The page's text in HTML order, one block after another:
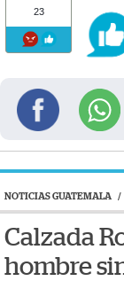
23
NOTICIAS GUATEMALA /
Calzada
hombre